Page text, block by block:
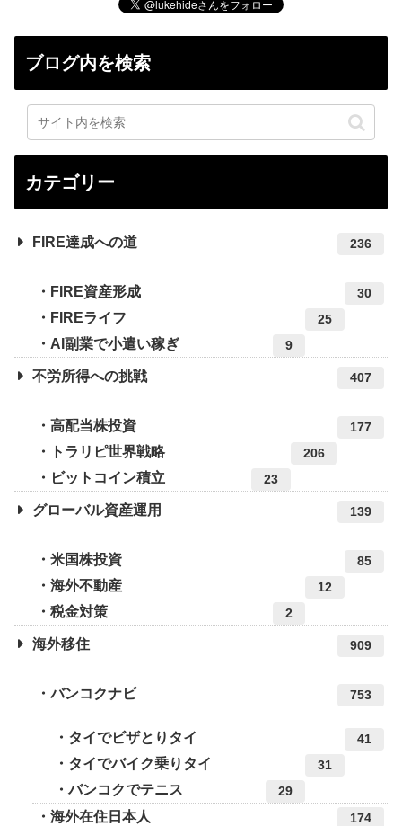
ブログ内を検索
カテゴリー
FIRE達成への道 236
FIRE資産形成 30
FIREライフ 25
AI副業で小遣い稼ぎ 9
不労所得への挑戦 407
高配当株投資 177
トラリピ世界戦略 206
ビットコイン積立 23
グローバル資産運用 139
米国株投資 85
海外不動産 12
税金対策 2
海外移住 909
バンコクナビ 753
タイでビザとりタイ 41
タイでバイク乗りタイ 31
バンコクでテニス 29
海外在住日本人 174